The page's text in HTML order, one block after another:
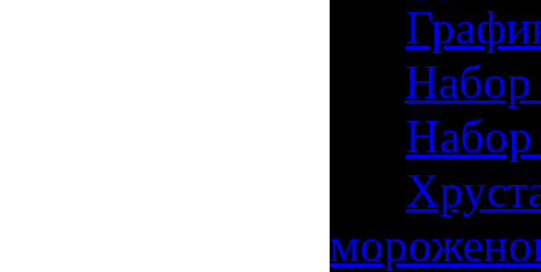
Набор
Набор